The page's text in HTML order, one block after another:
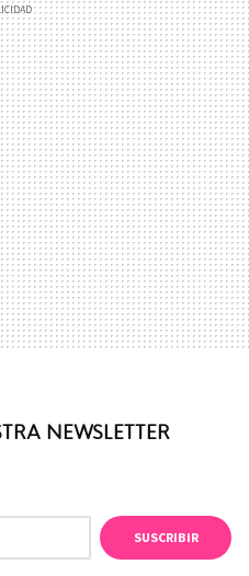
NEWSLETTER
SUSCRIBIR